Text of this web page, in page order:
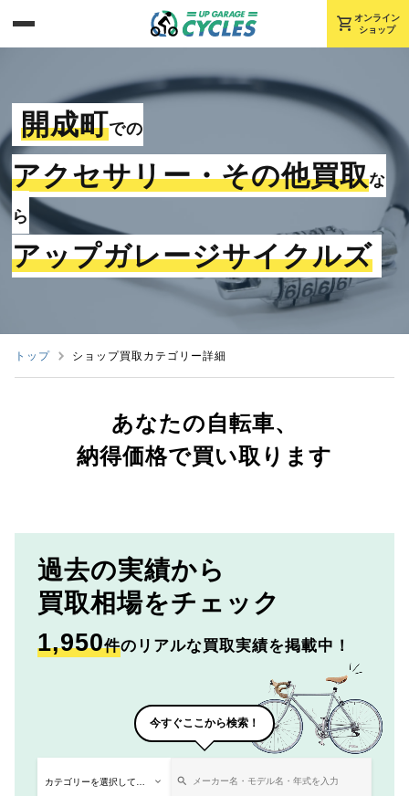
shopping_cart オンライン
ショップ
開成町での
アクセサリー・その他買取な
ら
アップガレージサイクルズ
トップ ショップ買取カテゴリー詳細
あなたの自転車、
納得価格で買い取ります
過去の実績から
買取相場をチェック
1,950件のリアルな買取実績を掲載中！
今すぐここから検索！